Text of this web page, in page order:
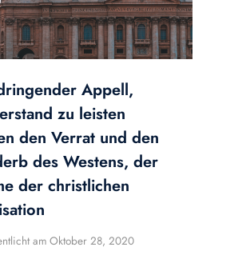
Appell,
zu leisten
den Verrat und den
des Westens, der
der christlichen
am Oktober 28, 2020